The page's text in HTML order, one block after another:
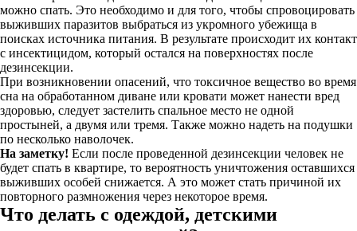
можно спать. Это необходимо и для того, чтобы спровоцировать
выживших паразитов выбраться из укромного убежища в
поисках источника питания. В результате происходит их контакт
с инсектицидом, который остался на поверхностях после
дезинсекции.
При возникновении опасений, что токсичное вещество во время
сна на обработанном диване или кровати может нанести вред
здоровью, следует застелить спальное место не одной
простыней, а двумя или тремя. Также можно надеть на подушки
по несколько наволочек.
На заметку! Если после проведенной дезинсекции человек не
будет спать в квартире, то вероятность уничтожения оставшихся
выживших особей снижается. А это может стать причиной их
повторного размножения через некоторое время.
Что делать с одеждой, детскими